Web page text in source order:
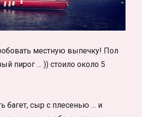
местную выпечку! Пол
пирог … )) стоило около 5
багет, сыр с плесенью … и